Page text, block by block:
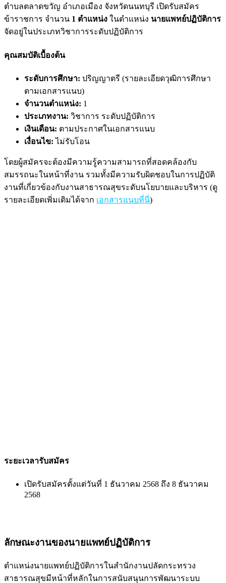
ตำบลตลาดขวัญ อำเภอเมือง จังหวัดนนทบุรี เปิดรับสมัคร
ข้าราชการ จำนวน 1 ตำแหน่ง ในตำแหน่ง นายแพทย์ปฏิบัติการ
จัดอยู่ในประเภทวิชาการระดับปฏิบัติการ
คุณสมบัติเบื้องต้น
ระดับการศึกษา: ปริญญาตรี (รายละเอียดวุฒิการศึกษา
ตามเอกสารแนบ)
จำนวนตำแหน่ง: 1
ประเภทงาน: วิชาการ ระดับปฏิบัติการ
เงินเดือน: ตามประกาศในเอกสารแนบ
เงื่อนไข: ไม่รับโอน
โดยผู้สมัครจะต้องมีความรู้ความสามารถที่สอดคล้องกับ
สมรรถนะในหน้าที่งาน รวมทั้งมีความรับผิดชอบในการปฏิบัติ
งานที่เกี่ยวข้องกับงานสาธารณสุขระดับนโยบายและบริหาร (ดู
รายละเอียดเพิ่มเติมได้จาก เอกสารแนบที่นี่)
ระยะเวลารับสมัคร
เปิดรับสมัครตั้งแต่วันที่ 1 ธันวาคม 2568 ถึง 8 ธันวาคม
2568
ลักษณะงานของนายแพทย์ปฏิบัติการ
ตำแหน่งนายแพทย์ปฏิบัติการในสำนักงานปลัดกระทรวง
สาธารณสุขมีหน้าที่หลักในการสนับสนุนการพัฒนาระบบ